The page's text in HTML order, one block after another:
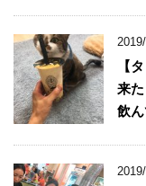
【
来
飲